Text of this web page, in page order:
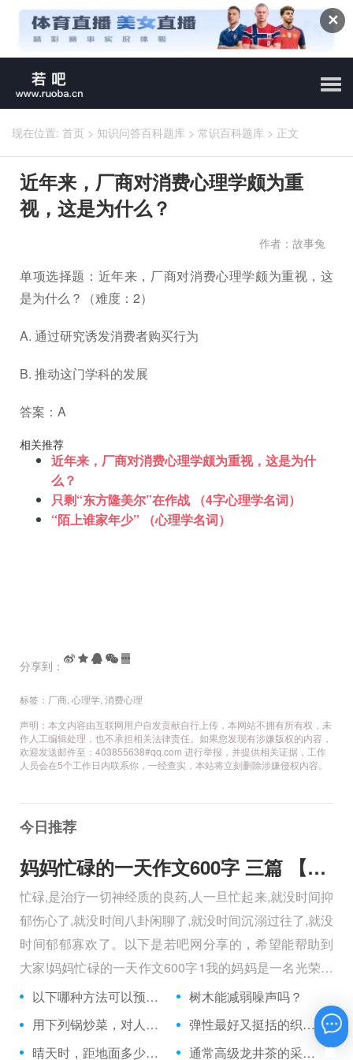
✕
现在位置: 首页 > 知识问答百科题库 > 常识百科题库 > 正文
近年来，厂商对消费心理学颇为重
视，这是为什么？
作者：故事兔
单项选择题：近年来，厂商对消费心理学颇为重视，这
是为什么？（难度：2）
A. 通过研究诱发消费者购买行为
B. 推动这门学科的发展
答案：A
相关推荐
近年来，厂商对消费心理学颇为重视，这是为什
么？
只剩“东方隆美尔”在作战 （4字心理学名词）
“陌上谁家年少” （心理学名词）
分享到：
标签： 厂商 心理学 消费心理
声明：本文内容由互联网用户自发贡献自行上传，本网站不拥有所有权，未
作人工编辑处理，也不承担相关法律责任。如果您发现有涉嫌版权的内容，
欢迎发送邮件至：403855638#qq.com 进行举报，并提供相关证据，工作
人员会在5个工作日内联系你，一经查实，本站将立刻删除涉嫌侵权内容。
今日推荐
妈妈忙碌的一天作文600字 三篇 【600字】
忙碌,是治疗一切神经质的良药,人一旦忙起来,就没时间抑
郁伤心了,就没时间八卦闲聊了,就没时间沉溺过往了,就没
时间郁郁寡欢了。以下是若吧网分享的，希望能帮助到
大家!妈妈忙碌的一天作文600字1我的妈妈是一名光荣的
人民警察，她总有做不完的事情。
以下哪种方法可以预防龋齿？
树木能减弱噪声吗？
用下列锅炒菜，对人体健康更有益的是：
弹性最好又挺括的织品是哪一种？
晴天时，距地面多少公里以上的天是一片漆黑？
通常高级龙井茶的采制时间多在何时之前？